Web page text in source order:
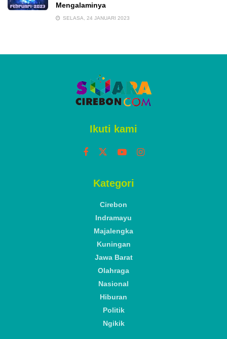
Mengalaminya
SELASA, 24 JANUARI 2023
Ikuti kami
Kategori
Cirebon
Indramayu
Majalengka
Kuningan
Jawa Barat
Olahraga
Nasional
Hiburan
Politik
Ngikik